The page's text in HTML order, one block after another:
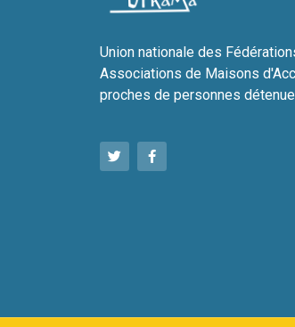
Union nationale des
Associations de Maisons
proches de personnes